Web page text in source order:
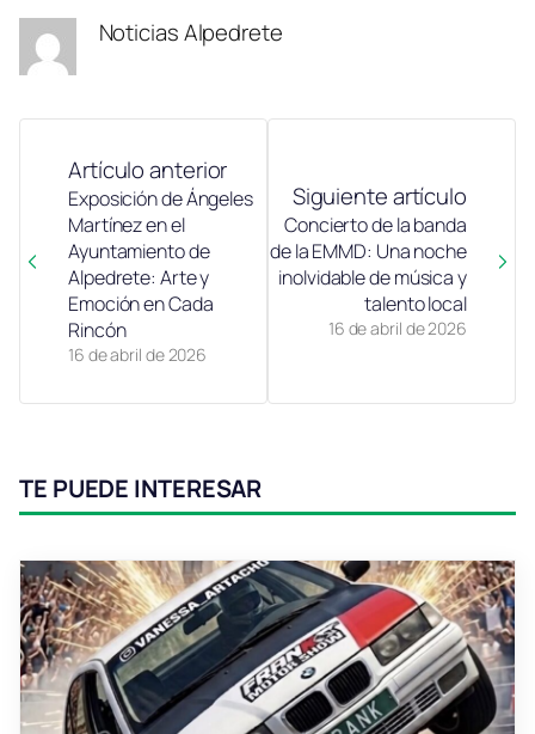
Noticias Alpedrete
Artículo anterior
16 de abril de 2026
Exposición de Ángeles
Martínez en el
Ayuntamiento de
Alpedrete: Arte y
Emoción en Cada
Rincón
Siguiente artículo
16 de abril de 2026
Concierto de la banda
de la EMMD: Una noche
inolvidable de música y
talento local
TE PUEDE INTERESAR